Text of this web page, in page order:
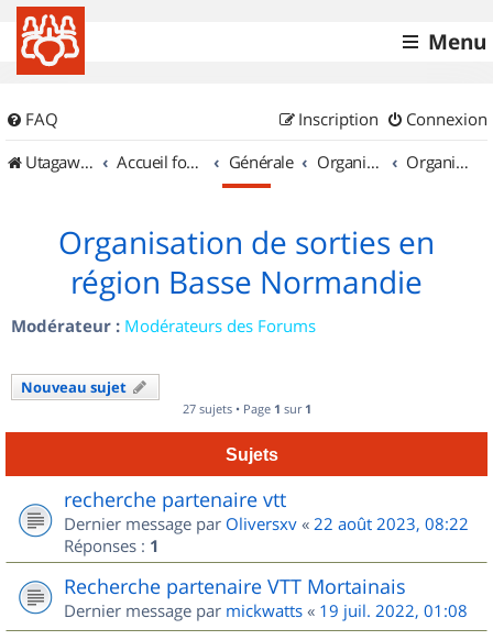
Menu
FAQ Connexion
Inscription
UtagawaVTT (Randos VTT et VTTAE avec traces GPS)
Accueil forum Générale Organisation de sorties & Recherche de partenaires Organisation de sorties en région Basse Normandie
Organisation de sorties en
région Basse Normandie
Modérateur : Modérateurs des Forums
Nouveau sujet
27 sujets • Page 1 sur 1
Sujets
recherche partenaire vtt
Dernier message par Oliversxv « 22 août 2023, 08:22
Réponses : 1
Recherche partenaire VTT Mortainais
Dernier message par mickwatts « 19 juil. 2022, 01:08